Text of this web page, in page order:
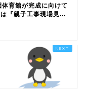
体育館が完成に向けて
『親子工事現場見...